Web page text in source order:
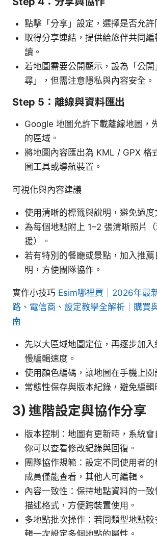
點擊「分享」設定，選擇是否允許
取得分享連結，提供給旅伴共同編
讀。
若地圖需要公開顯示，設為「公開
尋」，但需注意隱私與內容安全。
Step 5：離線與資料匯出
Google 地圖允許下載離線地圖，
的區域。
將地圖內容匯出為 KML / GPX 格
圖工具或導航裝置。
可視化與內容建議
使用清晰的標籤與說明，避免過度
為每個地點附上 1–2 張清晰照片
援）。
若有特別的餐廳或景點，加入推
明，方便團隊協作。
實作小技巧 Esim哪裡買｜2026年最
路、電信商、設定教學全解析｜購買
南
先以大區域地圖定位，再逐步加
慢編輯速度。
使用顏色編碼，讓地圖在手機上閱
常態性保存與版本紀錄，避免編輯
3) 進階設定與協作分享
版本控制：地圖有更新時，系統會
你可以查看修改紀錄與回復。
團隊協作規範：設定不同使用者
成員僅能查看，其他人可編輯。
內容一致性：保持地點資料的一
描述格式，方便跨裝置使用。
多地點批次操作：若同類型地點
輯一次設定多個地點的屬性。